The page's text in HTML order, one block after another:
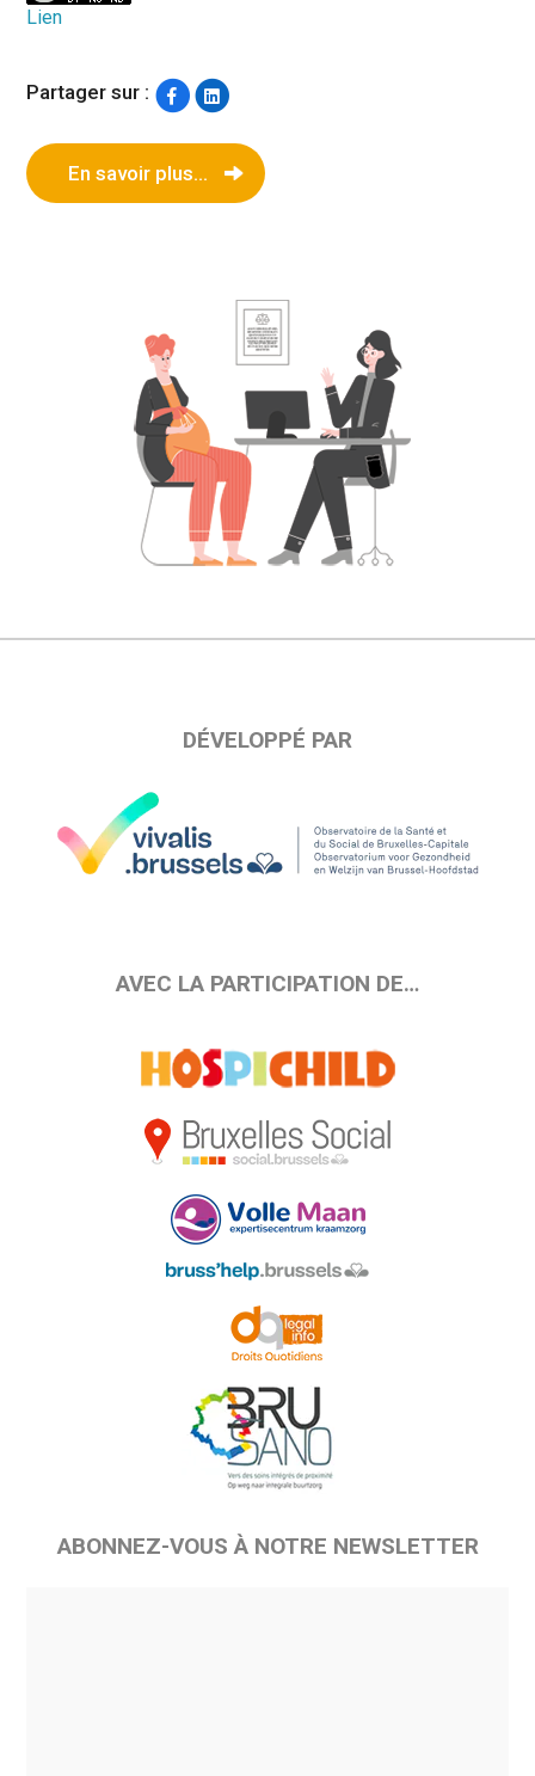
Lien
Partager sur :
En savoir plus...
DÉVELOPPÉ PAR
AVEC LA PARTICIPATION DE…
ABONNEZ-VOUS À NOTRE NEWSLETTER